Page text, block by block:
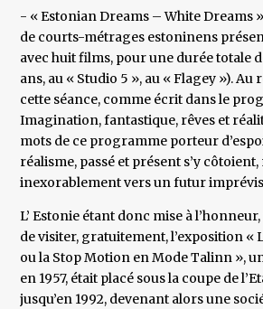
- « Estonian Dreams – White Dreams
de courts-métrages estoninens
avec huit films, pour une durée totale
ans, au « Studio 5 », au « Flagey »). Au
cette séance, comme écrit dans le
Imagination, fantastique, rêves et
mots de ce programme porteur
réalisme, passé et présent s’y
inexorablement vers un futur
L’ Estonie étant donc mise à
de visiter, gratuitement, l’exposition «
ou la Stop Motion en Mode Talinn »,
en 1957, était placé sous la coupe de
jusqu’en 1992, devenant alors une